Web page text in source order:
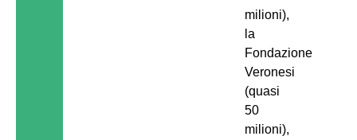
milioni),
la
Fondazione
Veronesi
(quasi
50
milioni),